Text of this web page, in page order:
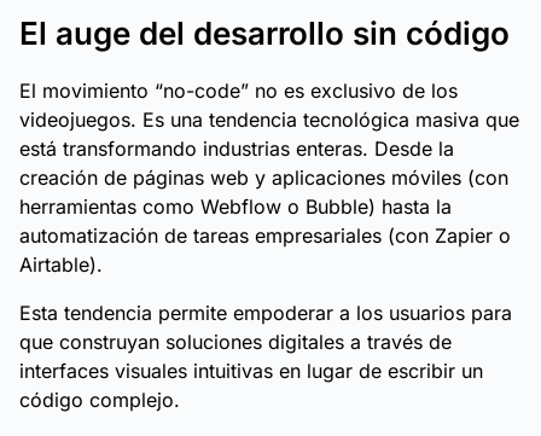
El auge del desarrollo sin código
El movimiento “no-code” no es exclusivo de los
videojuegos. Es una tendencia tecnológica masiva que
está transformando industrias enteras. Desde la
creación de páginas web y aplicaciones móviles (con
herramientas como Webflow o Bubble) hasta la
automatización de tareas empresariales (con Zapier o
Airtable).
Esta tendencia permite empoderar a los usuarios para
que construyan soluciones digitales a través de
interfaces visuales intuitivas en lugar de escribir un
código complejo.